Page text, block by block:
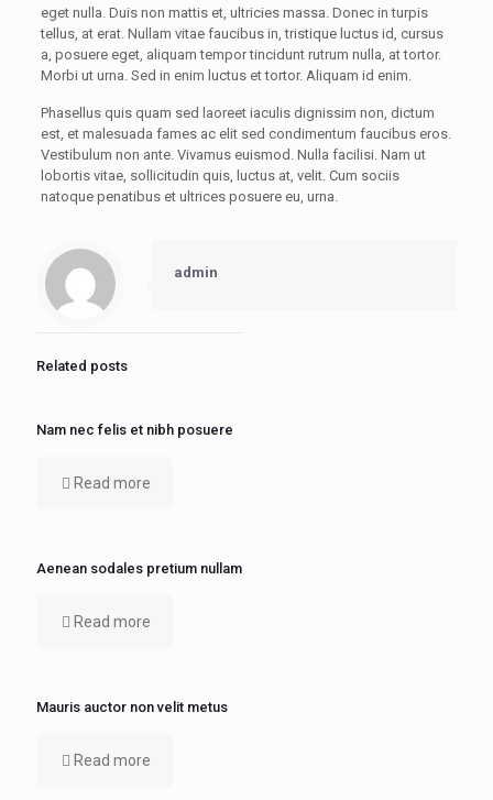
eget nulla. Duis non mattis et, ultricies massa. Donec in turpis
tellus, at erat. Nullam vitae faucibus in, tristique luctus id, cursus
a, posuere eget, aliquam tempor tincidunt rutrum nulla, at tortor.
Morbi ut urna. Sed in enim luctus et tortor. Aliquam id enim.
Phasellus quis quam sed laoreet iaculis dignissim non, dictum
est, et malesuada fames ac elit sed condimentum faucibus eros.
Vestibulum non ante. Vivamus euismod. Nulla facilisi. Nam ut
lobortis vitae, sollicitudin quis, luctus at, velit. Cum sociis
natoque penatibus et ultrices posuere eu, urna.
admin
Related posts
Nam nec felis et nibh posuere
Read more
Aenean sodales pretium nullam
Read more
Mauris auctor non velit metus
Read more